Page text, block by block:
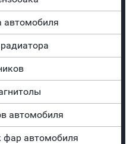
автомобиля
автомобиля
фар автомобиля